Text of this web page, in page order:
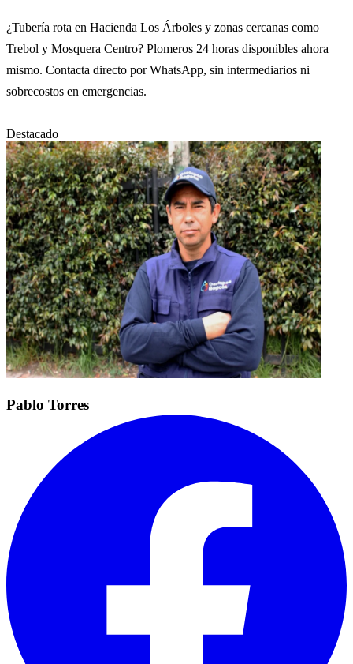
¿Tubería rota en Hacienda Los Árboles y zonas cercanas como
Trebol y Mosquera Centro? Plomeros 24 horas disponibles ahora
mismo. Contacta directo por WhatsApp, sin intermediarios ni
sobrecostos en emergencias.
Destacado
Pablo Torres